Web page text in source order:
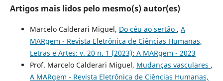
Artigos mais lidos pelo mesmo(s) autor(es)
Marcelo Calderari Miguel, Do céu ao sertão , A
MARgem - Revista Eletrônica de Ciências Humanas,
Letras e Artes: v. 20 n. 1 (2023): A MARgem - 2023
Prof. Marcelo Calderari Miguel, Mudanças vasculares ,
A MARgem - Revista Eletrônica de Ciências Humanas,